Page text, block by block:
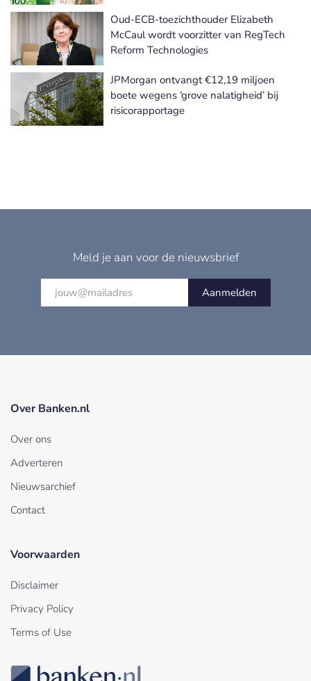
Oud-ECB-toezichthouder Elizabeth
McCaul wordt voorzitter van RegTech
Reform Technologies
JPMorgan ontvangt €12,19 miljoen
boete wegens ‘grove nalatigheid’ bij
risicorapportage
Meld je aan voor de nieuwsbrief
Aanmelden
Over Banken.nl
Over ons
Adverteren
Nieuwsarchief
Contact
Voorwaarden
Disclaimer
Privacy Policy
Terms of Use